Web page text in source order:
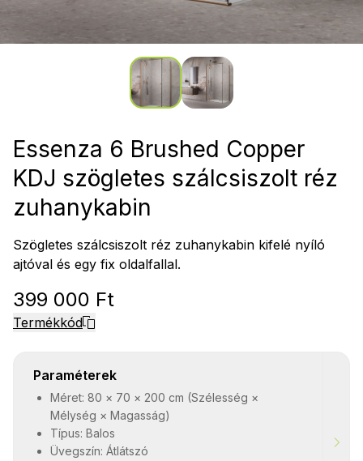
Essenza 6 Brushed Copper
KDJ szögletes szálcsiszolt réz
zuhanykabin
Szögletes szálcsiszolt réz zuhanykabin kifelé nyíló
ajtóval és egy fix oldalfallal.
399 000 Ft
Termékkód
Paraméterek
Méret: 80 × 70 × 200 cm (Szélesség ×
Mélység × Magasság)
Típus: Balos
Üvegszín: Átlátszó